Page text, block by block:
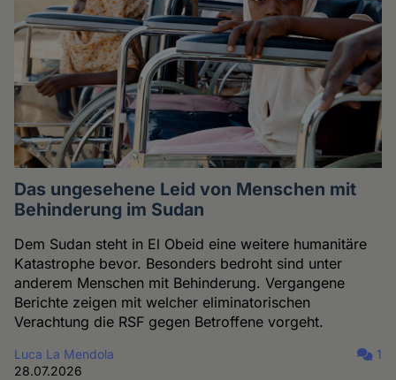
Das ungesehene Leid von Menschen mit
Behinderung im Sudan
Dem Sudan steht in El Obeid eine weitere humanitäre
Katastrophe bevor. Besonders bedroht sind unter
anderem Menschen mit Behinderung. Vergangene
Berichte zeigen mit welcher eliminatorischen
Verachtung die RSF gegen Betroffene vorgeht.
Luca La Mendola
28.07.2026
1